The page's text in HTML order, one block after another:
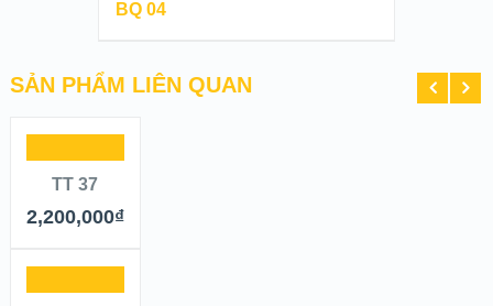
BQ 04
SẢN PHẨM LIÊN QUAN
TT 37
2,200,000₫